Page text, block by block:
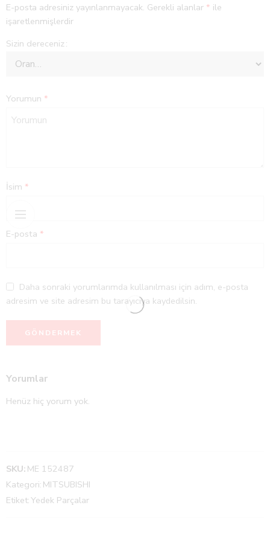
E-posta adresiniz yayınlanmayacak. Gerekli alanlar * ile
işaretlenmişlerdir
Sizin dereceniz
Yorumun *
İsim *
E-posta *
Daha sonraki yorumlarımda kullanılması için adım, e-posta
adresim ve site adresim bu tarayıcıya kaydedilsin.
Yorumlar
Henüz hiç yorum yok.
SKU: ME 152487
Kategori: MITSUBISHI
Etiket:Yedek Parçalar